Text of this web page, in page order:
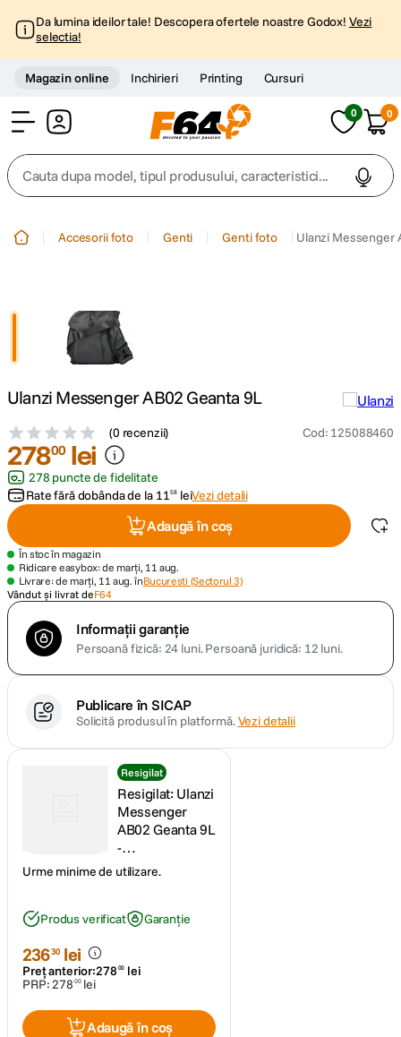
Da lumina ideilor tale! Descopera ofertele noastre Godox! Vezi
selectia!
Magazin online Inchirieri Printing Cursuri
0 0
Cauta dupa model, tipul produsului, caracteristici...
trepied
trepied telefon
4. peak design
5. canon sx740 hs
6. lavaliera
card memorie
8. ulanzi
10. godox
Accesorii foto Genti Genti foto Ulanzi Messenger
Ulanzi Messenger AB02 Geanta 9L
(0 recenzii) Cod: 125088460
27800 lei
278 puncte de fidelitate
Rate fără dobânda de la 1158 leiVezi detalii
Adaugă în coș
În stoc în magazin
Ridicare easybox: de marți, 11 aug.
Livrare: de marți, 11 aug. înBucuresti (Sectorul 3)
Vândut și livrat deF64
Informații garanție
Persoană fizică: 24 luni.Persoană juridică: 12 luni.
Publicare în SICAP
Solicită produsul în platformă.Vezi detalii
Resigilat
Resigilat: Ulanzi
Messenger
AB02 Geanta 9L
-
RS125088460-
Urme minime de utilizare.
Produs verificat Garanție
23630 lei
Preț anterior:278 00 lei
PRP:278 00 lei
Adaugă în coș